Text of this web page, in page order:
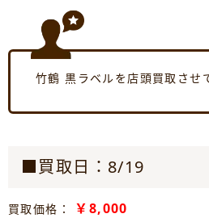
竹鶴 黒ラベルを店頭買取させ
■買取日：8/19
買取価格： ￥8,000